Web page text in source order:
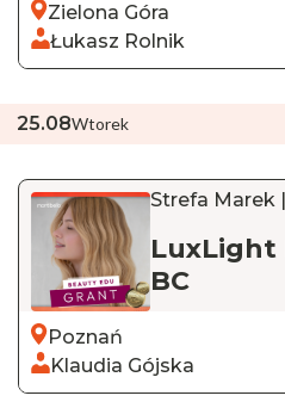
Zielona Góra
Łukasz Rolnik
Wtorek
25.08
Strefa Marek
LuxLight
BC
Poznań
Klaudia Gójska